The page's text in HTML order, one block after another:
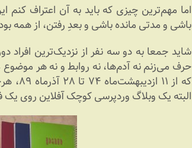
اما مهم‌ترین چیزی که باید به آن اعتراف
باشی و مدتی مانده باشی و بعدِ رفتن، از همه
شاید جمعا به دو سه نفر از نزدیک‌ترین افراد
حرف می‌زنم نه آدم‌ها، نه روابط و نه هر
که از
البته یک وبلاگ وردپرسی کوچک آفلاین روی یک